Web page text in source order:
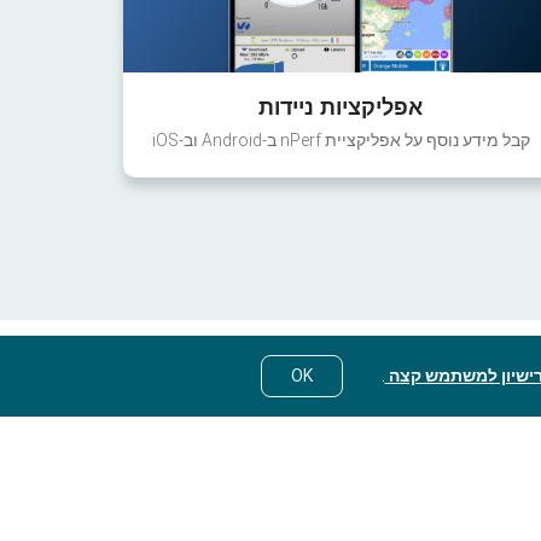
אפליקציות ניידות
קבל מידע נוסף על אפליקציית nPerf ב-Android וב-iOS
למשתמש קצה OK